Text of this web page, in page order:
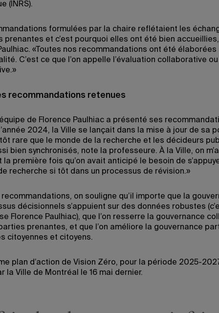
(INRS).
formulées par la chaire reflétaient les
prenantes et c’est pourquoi elles ont été bien
«Toutes nos recommandations ont été
C’est ce que l’on appelle l’évaluation collaborative ou
recommandations retenues
de Florence Paulhiac a présenté ses
2024, la Ville se lançait dans la mise à jour de sa
rare que le monde de la recherche et les décideurs
bien synchronisés, note la professeure. À la Ville, on
la première fois qu’on avait anticipé le besoin de
recherche si tôt dans un processus de révision.»
recommandations, on souligne qu’il importe que la
décisionnels s’appuient sur des données robustes
Florence Paulhiac), que l’on resserre la gouvernance
prenantes, et que l’on améliore la gouvernance
citoyennes et citoyens.
plan d’action de Vision Zéro, pour la période 2025-
la Ville de Montréal le 16 mai dernier.